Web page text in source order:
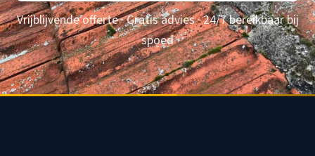
Vrijblijvende offerte · Gratis advies · 24/7 bereikbaar bij
spoed